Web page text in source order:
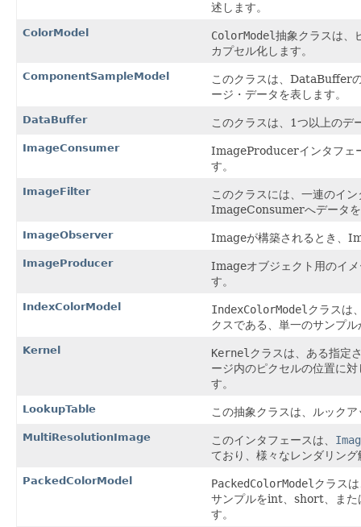
述します。
ColorModel ColorModel抽象クラスは、
カプセル化します。
ComponentSampleModel
このクラスは、DataBuffer
ージ・データを表します。
DataBuffer このクラスは、1つ以上のデ
ImageConsumer
ImageProducerインタフェ
す。
ImageFilter
このクラスには、一連のイ
ImageConsumerへデータ
ImageObserver Imageが構築されるとき、
ImageProducer
Imageオブジェクト用のイ
す。
IndexColorModel IndexColorModel クラスは
クスである、単一のサンプ
Kernel Kernel クラスは、ある指定
ージ内のピクセルの位置に
す。
LookupTable この抽象クラスは、ルック
MultiResolutionImage このインタフェースは、
ており、様々なレンダリン
PackedColorModel PackedColorModel クラス
サンプルをint、short、また
す。